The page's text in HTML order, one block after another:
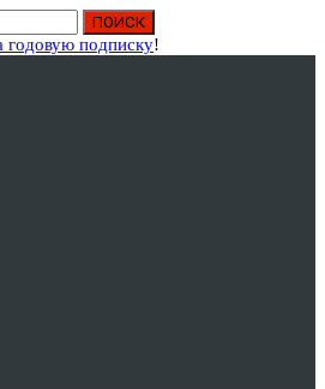
годовую подписку!